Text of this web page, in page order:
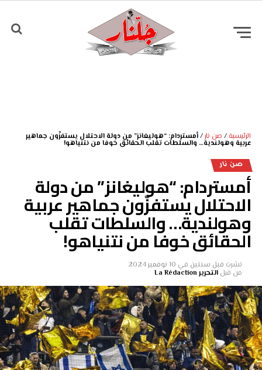
الرئيسية / صن نار/أمستردام: “هوليغانز” من دولة الاحتلال يستفزّون جماهير
عربية وهولندية… والسلطات تقلب الحقائق خوفا من نتنياهو!
صن نار
أمستردام: “هوليغانز” من دولة
الاحتلال يستفزّون جماهير عربية
وهولندية… والسلطات تقلب
الحقائق خوفا من نتنياهو!
نشرت قبل سنتين في 10 نوفمبر 2024
من قبل التحرير La Rédaction
Go to mobile version